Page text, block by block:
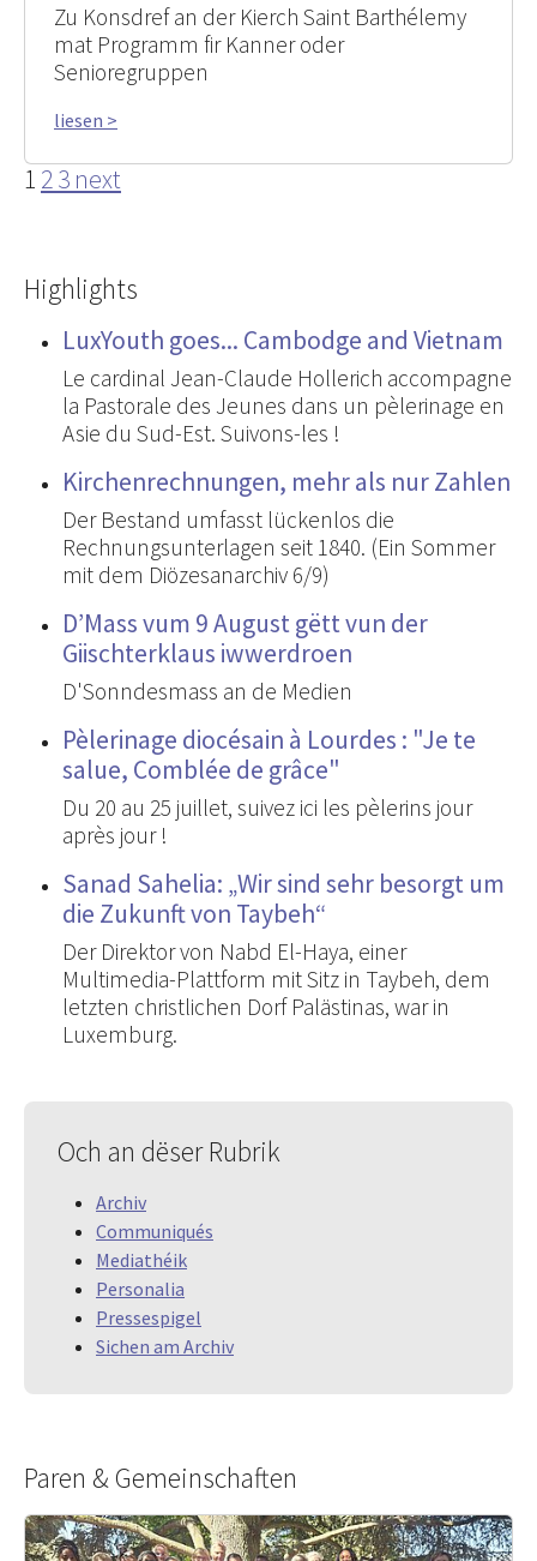
Zu Konsdref an der Kierch Saint Barthélemy
mat Programm fir Kanner oder
Senioregruppen
liesen >
1 23 next
Highlights
LuxYouth goes... Cambodge and Vietnam
Le cardinal Jean-Claude Hollerich accompagne
la Pastorale des Jeunes dans un pèlerinage en
Asie du Sud-Est. Suivons-les !
Kirchenrechnungen, mehr als nur Zahlen
Der Bestand umfasst lückenlos die
Rechnungsunterlagen seit 1840. (Ein Sommer
mit dem Diözesanarchiv 6/9)
D’Mass vum 9 August gëtt vun der
Giischterklaus iwwerdroen
D'Sonndesmass an de Medien
Pèlerinage diocésain à Lourdes : "Je te
salue, Comblée de grâce"
Du 20 au 25 juillet, suivez ici les pèlerins jour
après jour !
Sanad Sahelia: „Wir sind sehr besorgt um
die Zukunft von Taybeh“
Der Direktor von Nabd El-Haya, einer
Multimedia-Plattform mit Sitz in Taybeh, dem
letzten christlichen Dorf Palästinas, war in
Luxemburg.
Och an dëser Rubrik
Archiv
Communiqués
Mediathéik
Personalia
Pressespigel
Sichen am Archiv
Paren & Gemeinschaften